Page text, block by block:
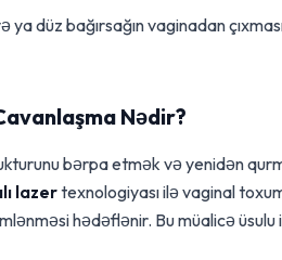
ya düz bağırsağın vaginadan
Nədir?
bərpa etmək və yenidən
lazertexnologiyası ilə vaginal
hədəflənir. Bu müalicə üsulu